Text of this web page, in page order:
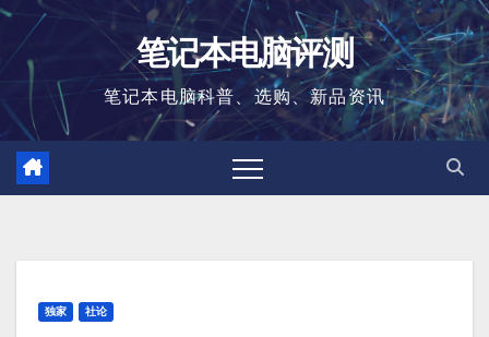
跳
至
笔记本电脑评测
笔记本电脑科普、选购、新品资讯
独家 社论